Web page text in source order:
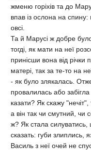
жменю горiхiв та до
впав iз ослона на
овсi.
Та й Марусi ж добре
тогдi, як мати на неї
принiсши вона вiд рiчки
матерi, так за те-то на
- як було злякалась.
провалилась або
казати? Як скажу
а вiн так чи смутний, чи
ж? Як стала
сказать: губи злиплись,
Василь з неї очей не